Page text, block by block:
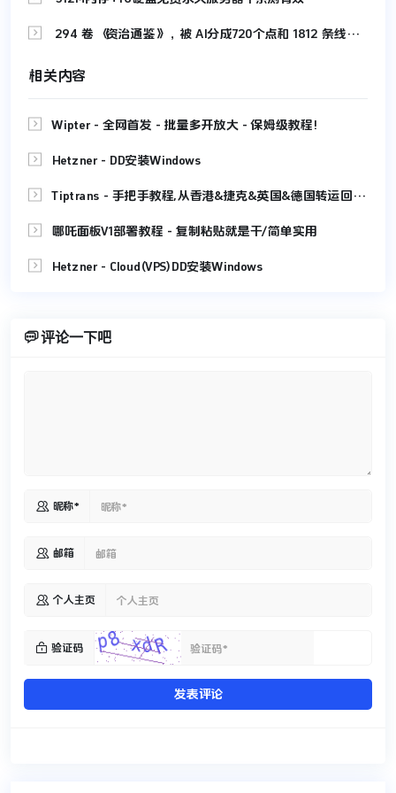
 294 卷《资治通鉴》，被 AI分成720个点和 1812 条线，拆解成可视化网站，让你快速读懂
相关内容
 Wipter - 全网首发 - 批量多开放大 - 保姆级教程!
 Hetzner - DD安装Windows
 Tiptrans - 手把手教程,从香港&捷克&英国&德国转运回中国大陆,免费地址
 哪吒面板V1部署教程 - 复制粘贴就是干/简单实用
 Hetzner - Cloud(VPS)DD安装Windows
评论一下吧
 昵称*
 邮箱
 个人主页
 验证码
发表评论